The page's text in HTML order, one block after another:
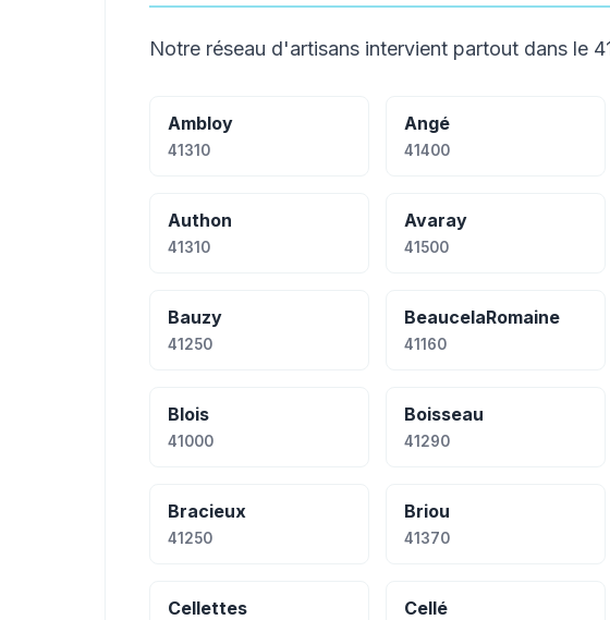
Notre réseau d'artisans intervient partout dans le
Ambloy
41310
Angé
41400
Authon
41310
Avaray
41500
Bauzy
41250
BeaucelaRomaine
41160
Blois
41000
Boisseau
41290
Bracieux
41250
Briou
41370
Cellettes Cellé